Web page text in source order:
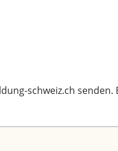
schweiz.ch senden.